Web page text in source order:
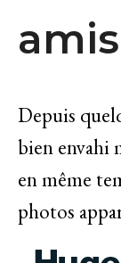
amis
Depuis
bien envahi
en même
photos